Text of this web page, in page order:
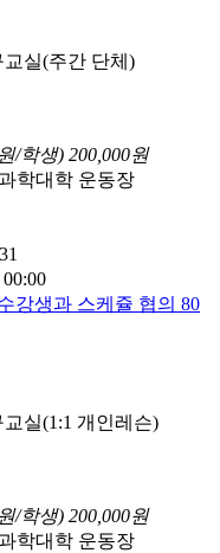
교실(주간 단체)
/학생) 200,000원
학대학 운동장
강생과 스케쥴 협의 80
실(1:1 개인레슨)
/학생) 200,000원
학대학 운동장